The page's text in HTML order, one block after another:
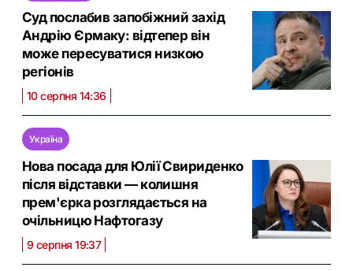
Суд послабив запобіжний захід
Андрію Єрмаку: відтепер він
може пересуватися низкою
регіонів
10 серпня 14:36
Україна
Нова посада для Юлії Свириденко
після відставки — колишня
прем'єрка розглядається на
очільницю Нафтогазу
9 серпня 19:37